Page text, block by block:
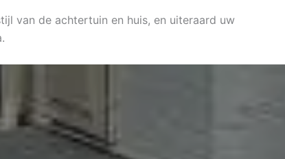
van de achtertuin en huis, en uiteraard uw